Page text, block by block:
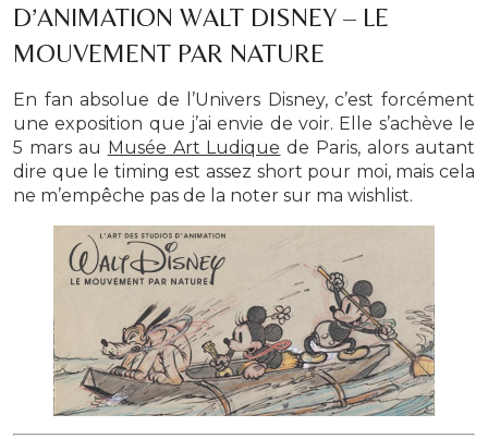
D’ANIMATION WALT DISNEY – LE
MOUVEMENT PAR NATURE
En fan absolue de l’Univers Disney, c’est forcément
une exposition que j’ai envie de voir. Elle s’achève le
5 mars au Musée Art Ludique de Paris, alors autant
dire que le timing est assez short pour moi, mais cela
ne m’empêche pas de la noter sur ma wishlist.